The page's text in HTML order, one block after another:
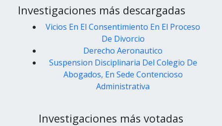
Investigaciones más descargadas
Vicios En El Consentimiento En El Proceso
De Divorcio
Derecho Aeronautico
Suspension Disciplinaria Del Colegio De
Abogados, En Sede Contencioso
Administrativa
Investigaciones más votadas